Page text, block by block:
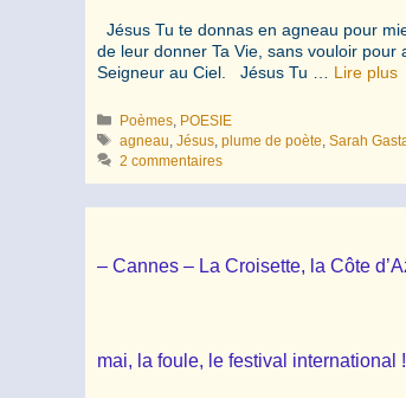
Jésus Tu te donnas en agneau pour
de leur donner Ta Vie, sans vouloir
Seigneur au Ciel. Jésus Tu … Lire plus
Catégories
Poèmes, POESIE
Étiquettes
agneau,Jésus,plume de poète,Sarah
2 commentaires
– Cannes – La Croisette, la Côte
mai, la foule, le festival international